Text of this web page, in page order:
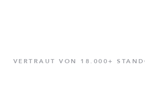
VERTRAUT VON 18.000+